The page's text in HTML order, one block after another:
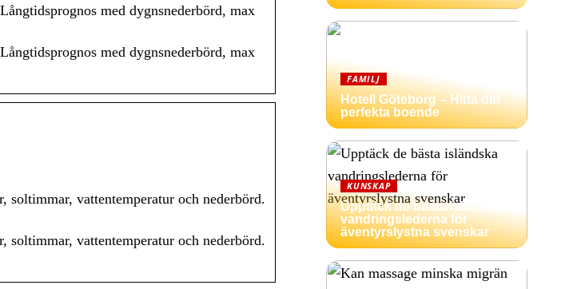
med dygnsnederbörd, max
med dygnsnederbörd, max
vattentemperatur och nederbörd.
vattentemperatur och nederbörd.
FAMILJ
Hotell Göteborg – Hitta ditt
perfekta boende
KUNSKAP
Upptäck de bästa isländska
vandringslederna för
äventyrslystna svenskar